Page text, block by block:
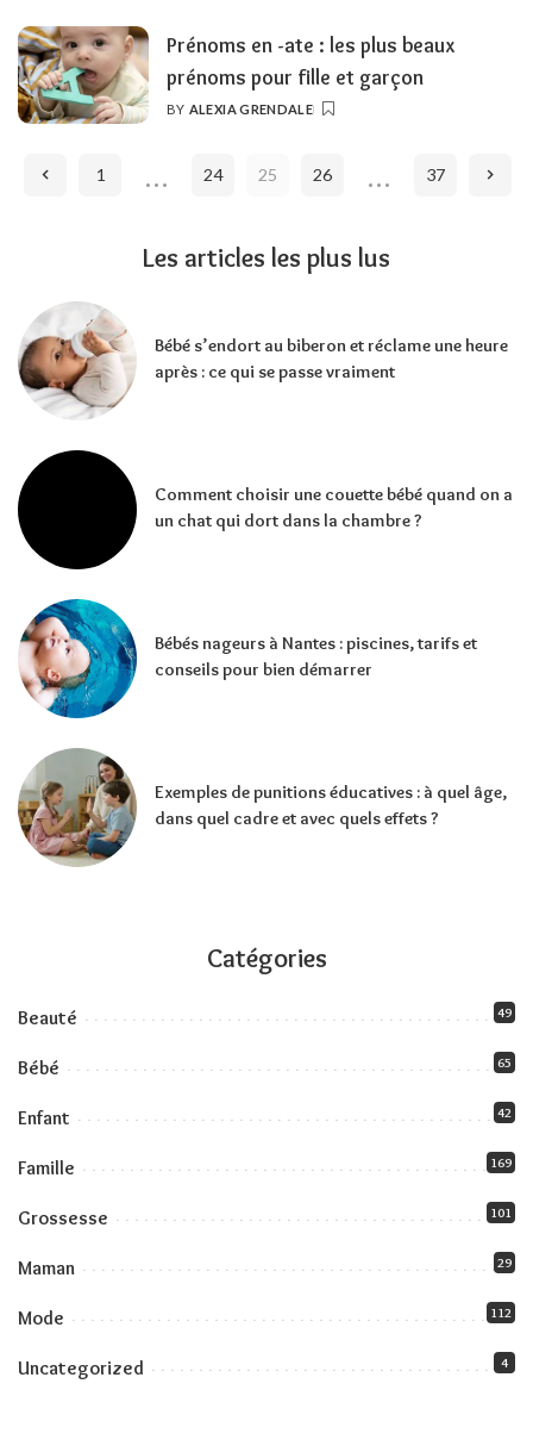
Prénoms en -ate : les plus beaux
prénoms pour fille et garçon
POSTED
BY ALEXIA GRENDALE
1 … 24 25 26 … 37
Les articles les plus lus
Bébé s’endort au biberon et réclame une heure
après : ce qui se passe vraiment
Comment choisir une couette bébé quand on a
un chat qui dort dans la chambre ?
Bébés nageurs à Nantes : piscines, tarifs et
conseils pour bien démarrer
Exemples de punitions éducatives : à quel âge,
dans quel cadre et avec quels effets ?
Catégories
Beauté 49
Bébé 65
Enfant 42
Famille 169
Grossesse 101
Maman 29
Mode 112
Uncategorized 4